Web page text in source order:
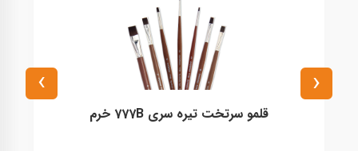
قلمو سرتخت تیره سری 777B خرم
‹
›